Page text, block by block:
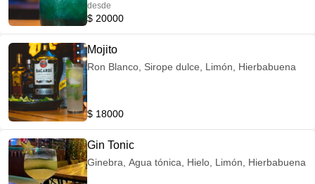
desde
$ 20000
Mojito
Ron Blanco, Sirope dulce, Limón, Hierbabuena
$ 18000
Gin Tonic
Ginebra, Agua tónica, Hielo, Limón, Hierbabuena